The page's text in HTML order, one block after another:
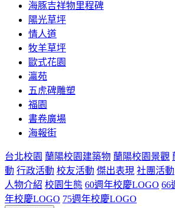
海豚吉祥物里程碑
陽光草坪
情人道
牧羊草坪
歐式花園
瀛苑
五虎碑雕塑
福園
書卷廣場
海報街
台北校園 蘭陽校園建築物 蘭陽校園景觀
動 行政活動 校友活動 傑出表現 社團活動
人物介紹 校園生態 60週年校慶LOGO 66
年校慶LOGO 75週年校慶LOGO